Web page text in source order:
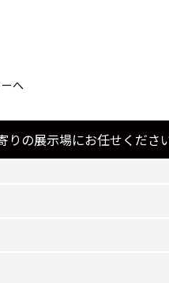
へ
の展示場にお任せください